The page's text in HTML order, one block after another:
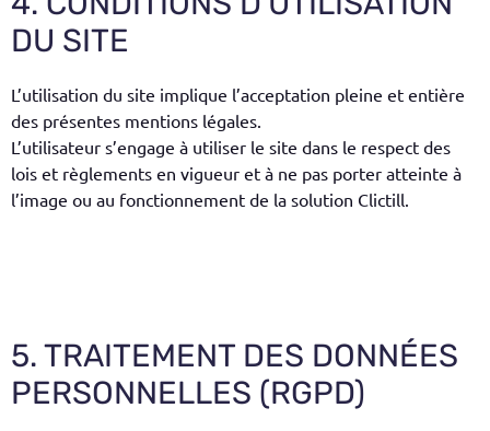
DU SITE
L’utilisation du site implique l’acceptation pleine et entière
des présentes mentions légales.
L’utilisateur s’engage à utiliser le site dans le respect des
lois et règlements en vigueur et à ne pas porter atteinte à
l’image ou au fonctionnement de la solution Clictill.
5. TRAITEMENT DES DONNÉES
PERSONNELLES (RGPD)